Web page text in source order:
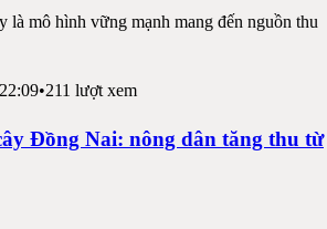
là mô hình vững mạnh mang đến nguồn thu
•211 lượt xem
Đồng Nai: nông dân tăng thu từ